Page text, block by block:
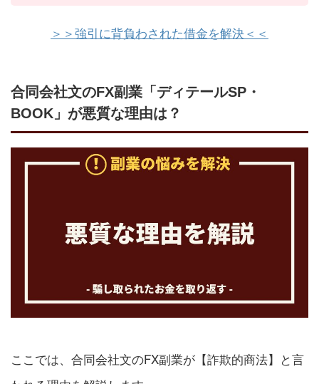
＞＞強引に背負わされた借金を解決＜＜
合同会社文のFX副業「ディテールSP・
BOOK」が悪質な理由は？
ここでは、合同会社文のFX副業が【詐欺的商法】と言